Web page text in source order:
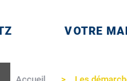
française
VOTRE